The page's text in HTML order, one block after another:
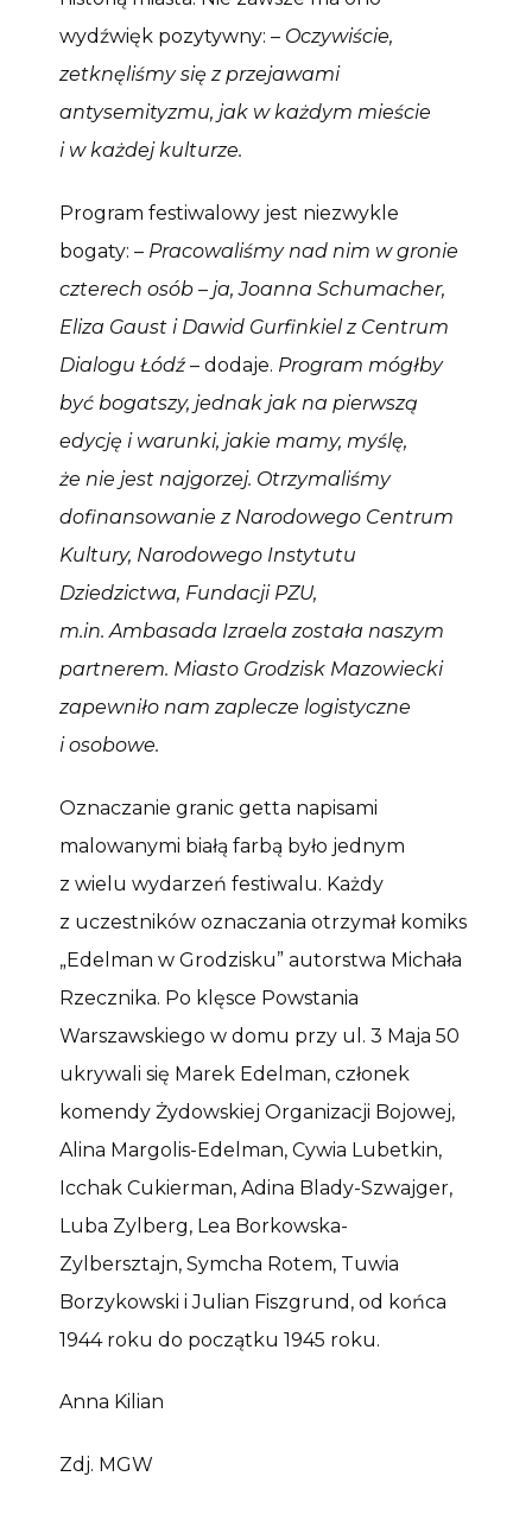
wydźwięk pozytywny: – Oczywiście,
zetknęliśmy się z przejawami
antysemityzmu, jak w każdym mieście
i w każdej kulturze.
Program festiwalowy jest niezwykle
bogaty: – Pracowaliśmy nad nim w gronie
czterech osób – ja, Joanna Schumacher,
Eliza Gaust i Dawid Gurfinkiel z Centrum
Dialogu Łódź – dodaje. Program mógłby
być bogatszy, jednak jak na pierwszą
edycję i warunki, jakie mamy, myślę,
że nie jest najgorzej. Otrzymaliśmy
dofinansowanie z Narodowego Centrum
Kultury, Narodowego Instytutu
Dziedzictwa, Fundacji PZU,
m.in. Ambasada Izraela została naszym
partnerem. Miasto Grodzisk Mazowiecki
zapewniło nam zaplecze logistyczne
i osobowe.
Oznaczanie granic getta napisami
malowanymi białą farbą było jednym
z wielu wydarzeń festiwalu. Każdy
z uczestników oznaczania otrzymał komiks
„Edelman w Grodzisku” autorstwa Michała
Rzecznika. Po klęsce Powstania
Warszawskiego w domu przy ul. 3 Maja 50
ukrywali się Marek Edelman, członek
komendy Żydowskiej Organizacji Bojowej,
Alina Margolis-Edelman, Cywia Lubetkin,
Icchak Cukierman, Adina Blady-Szwajger,
Luba Zylberg, Lea Borkowska-
Zylbersztajn, Symcha Rotem, Tuwia
Borzykowski i Julian Fiszgrund, od końca
1944 roku do początku 1945 roku.
Anna Kilian
Zdj. MGW